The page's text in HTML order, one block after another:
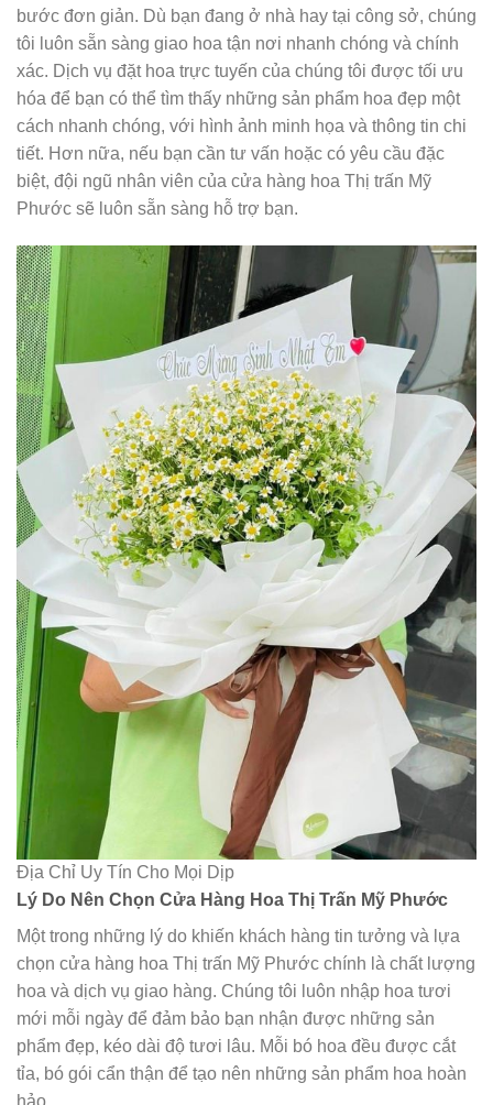
bước đơn giản. Dù bạn đang ở nhà hay tại công sở, chúng
tôi luôn sẵn sàng giao hoa tận nơi nhanh chóng và chính
xác. Dịch vụ đặt hoa trực tuyến của chúng tôi được tối ưu
hóa để bạn có thể tìm thấy những sản phẩm hoa đẹp một
cách nhanh chóng, với hình ảnh minh họa và thông tin chi
tiết. Hơn nữa, nếu bạn cần tư vấn hoặc có yêu cầu đặc
biệt, đội ngũ nhân viên của cửa hàng hoa Thị trấn Mỹ
Phước sẽ luôn sẵn sàng hỗ trợ bạn.
Địa Chỉ Uy Tín Cho Mọi Dịp
Lý Do Nên Chọn Cửa Hàng Hoa Thị Trấn Mỹ Phước
Một trong những lý do khiến khách hàng tin tưởng và lựa
chọn cửa hàng hoa Thị trấn Mỹ Phước chính là chất lượng
hoa và dịch vụ giao hàng. Chúng tôi luôn nhập hoa tươi
mới mỗi ngày để đảm bảo bạn nhận được những sản
phẩm đẹp, kéo dài độ tươi lâu. Mỗi bó hoa đều được cắt
tỉa, bó gói cẩn thận để tạo nên những sản phẩm hoa hoàn